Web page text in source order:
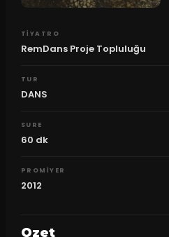
TIYATRO
RemDans Proje Topluluğu
TUR
DANS
SURE
60 dk
PROMIYER
2012
Ozet